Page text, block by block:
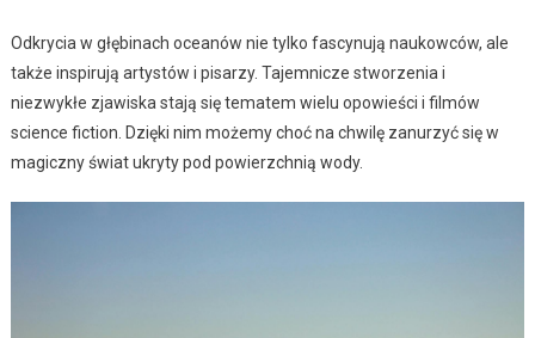
Odkrycia w głębinach oceanów nie tylko fascynują naukowców, ale
także inspirują artystów i pisarzy. Tajemnicze stworzenia i
niezwykłe zjawiska stają się tematem wielu opowieści i filmów
science fiction. Dzięki nim możemy choć na chwilę zanurzyć się w
magiczny świat ukryty pod powierzchnią wody.